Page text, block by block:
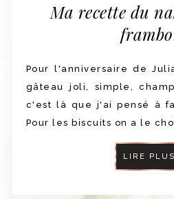
Ma recette du
Pour l'anniversaire de
gâteau joli, simple,
c'est là que j'ai pensé à
Pour les biscuits on a le
LIRE